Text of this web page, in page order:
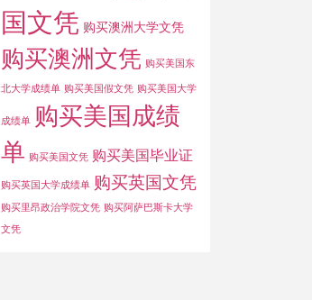
国文凭 购买澳洲大学文凭
购买澳洲文凭 购买美国东
北大学成绩单 购买美国假文凭 购买美国大学
成绩单 购买美国成绩
单 购买美国文凭 购买美国毕业证
购买英国大学成绩单 购买英国文凭
购买里昂政治学院文凭 购买阿萨巴斯卡大学
文凭